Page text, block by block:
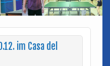
im Casa del